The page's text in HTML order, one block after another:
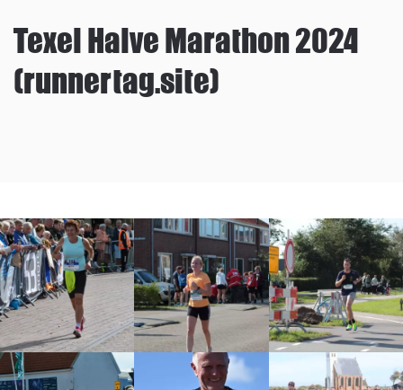
Texel Halve Marathon 2024
(runnertag.site)